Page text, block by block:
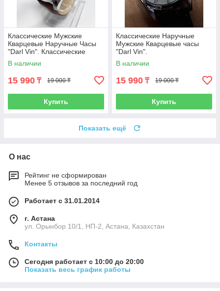
Классические Мужские
Кварцевые Наручные Часы
"Darl Vin". Классические
В наличии
15 990 ₸ 19 000 ₸
Купить
Классические Наручные
Мужские Кварцевые часы
"Darl Vin".
В наличии
15 990 ₸ 19 000 ₸
Купить
Показать ещё
О нас
Рейтинг не сформирован
Менее 5 отзывов за последний год
Работает с 31.01.2014
г. Астана
ул. Орынбор 10/1, НП-2, Астана, Казахстан
Контакты
Сегодня работает с 10:00 до 20:00
Показать весь график работы